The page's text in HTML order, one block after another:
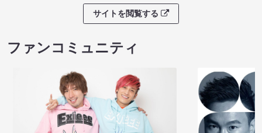
サイトを閲覧する
ファンコミュニティ